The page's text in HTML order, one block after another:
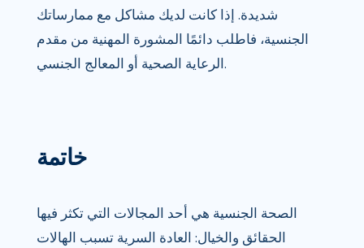
شديدة. إذا كانت لديك مشاكل مع ممارساتك
الجنسية، فاطلب دائمًا المشورة المهنية من مقدم
الرعاية الصحية أو المعالج الجنسي.
خاتمة
الصحة الجنسية هي أحد المجالات التي تكثر فيها
الحقائق والخيال: العادة السرية تسبب الهالات